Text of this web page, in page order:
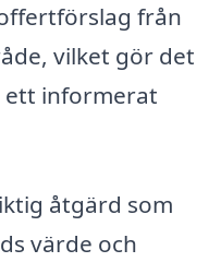
från
vilket gör det
ett informerat
åtgärd som
värde och